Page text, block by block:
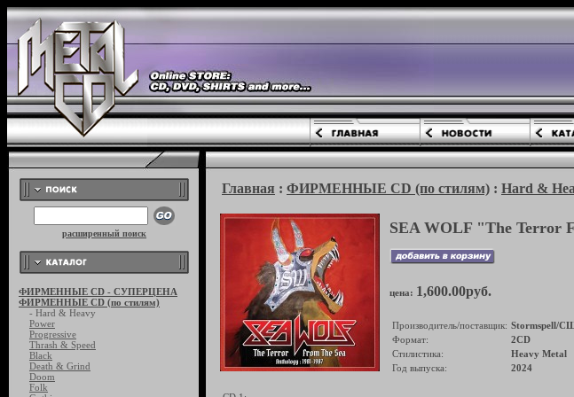
расширенный поиск
ФИРМЕННЫЕ CD - СУПЕРЦЕНА
ФИРМЕННЫЕ CD (по стилям)
- Hard & Heavy
Power
Progressive
Thrash & Speed
Black
Death & Grind
Doom
Folk
Главная : ФИРМЕННЫЕ CD (по стилям) : Hard &
SEA WOLF "The Terror
цена: 1,600.00руб.
Производитель/поставщик: Stormspell/
Формат:
2CD
Стилистика:
Heavy Metal
Год выпуска:
2024